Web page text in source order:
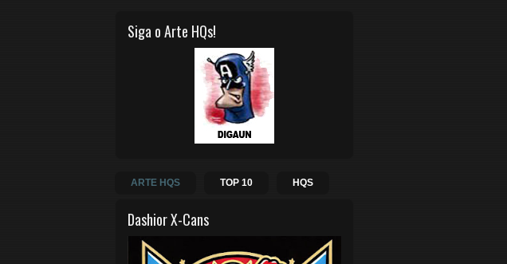
Siga o Arte HQs!
ARTE HQS TOP 10 HQS
Dashior X-Cans